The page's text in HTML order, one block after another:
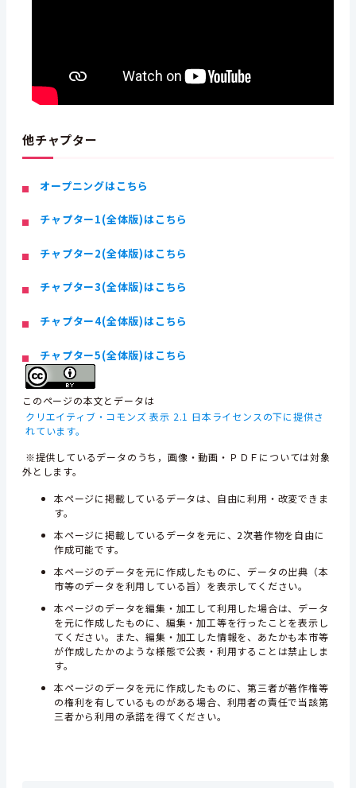
他チャプター
オープニングはこちら
チャプター1(全体版)はこちら
チャプター2(全体版)はこちら
チャプター3(全体版)はこちら
チャプター4(全体版)はこちら
チャプター5(全体版)はこちら
このページの本文とデータは
クリエイティブ・コモンズ 表示 2.1 日本ライセンスの下に提供さ
れています。
※提供しているデータのうち，画像・動画・ＰＤＦについては対象
外とします。
本ページに掲載しているデータは、自由に利用・改変できま
す。
本ページに掲載しているデータを元に、2次著作物を自由に
作成可能です。
本ページのデータを元に作成したものに、データの出典（本
市等のデータを利用している旨）を表示してください。
本ページのデータを編集・加工して利用した場合は、データ
を元に作成したものに、編集・加工等を行ったことを表示し
てください。また、編集・加工した情報を、あたかも本市等
が作成したかのような様態で公表・利用することは禁止しま
す。
本ページのデータを元に作成したものに、第三者が著作権等
の権利を有しているものがある場合、利用者の責任で当該第
三者から利用の承諾を得てください。